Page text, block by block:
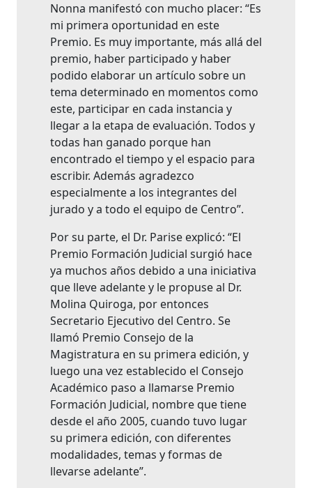
Nonna manifestó con mucho placer: “Es
mi primera oportunidad en este
Premio. Es muy importante, más allá del
premio, haber participado y haber
podido elaborar un artículo sobre un
tema determinado en momentos como
este, participar en cada instancia y
llegar a la etapa de evaluación. Todos y
todas han ganado porque han
encontrado el tiempo y el espacio para
escribir. Además agradezco
especialmente a los integrantes del
jurado y a todo el equipo de Centro”.
Por su parte, el Dr. Parise explicó: “El
Premio Formación Judicial surgió hace
ya muchos años debido a una iniciativa
que lleve adelante y le propuse al Dr.
Molina Quiroga, por entonces
Secretario Ejecutivo del Centro. Se
llamó Premio Consejo de la
Magistratura en su primera edición, y
luego una vez establecido el Consejo
Académico paso a llamarse Premio
Formación Judicial, nombre que tiene
desde el año 2005, cuando tuvo lugar
su primera edición, con diferentes
modalidades, temas y formas de
llevarse adelante”.